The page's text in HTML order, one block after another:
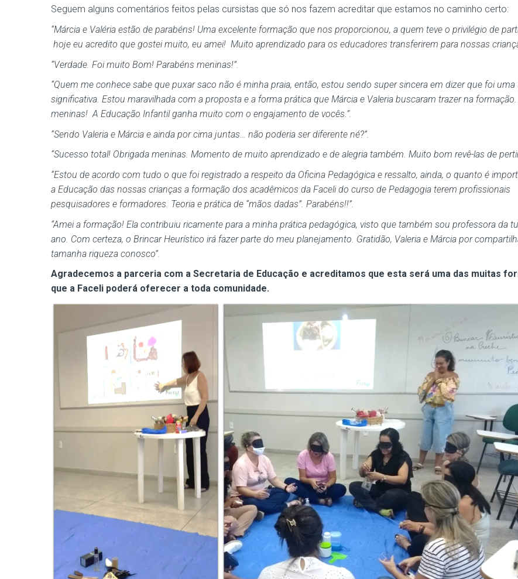
Seguem alguns comentários feitos pelas cursistas que só nos fazem acreditar que estamos no caminho certo:
“Márcia e Valéria estão de parabéns! Uma excelente formação que nos proporcionou, a quem teve o privilégio de
hoje eu acredito que gostei muito, eu amei! Muito aprendizado para os educadores transferirem para nossas
“Verdade. Foi muito Bom! Parabéns meninas!”.
“Quem me conhece sabe que puxar saco não é minha praia, então, estou sendo super sincera em dizer que foi uma
significativa. Estou maravilhada com a proposta e a forma prática que Márcia e Valeria buscaram trazer na formação.
meninas! A Educação Infantil ganha muito com o engajamento de vocês.”.
“Sendo Valeria e Márcia e ainda por cima juntas… não poderia ser diferente né?”.
“Sucesso total! Obrigada meninas. Momento de muito aprendizado e de alegria também. Muito bom revê-las de
“Estou de acordo com tudo o que foi registrado a respeito da Oficina Pedagógica e ressalto, ainda, o quanto é
a Educação das nossas crianças a formação dos acadêmicos da Faceli do curso de Pedagogia terem profissionais
pesquisadores e formadores. Teoria e prática de “mãos dadas”. Parabéns!!”.
“Amei a formação! Ela contribuiu ricamente para a minha prática pedagógica, visto que também sou professora da
ano. Com certeza, o Brincar Heurístico irá fazer parte do meu planejamento. Gratidão, Valeria e Márcia por
tamanha riqueza conosco”.
Agradecemos a parceria com a Secretaria de Educação e acreditamos que esta será uma das muitas
que a Faceli poderá oferecer a toda comunidade.